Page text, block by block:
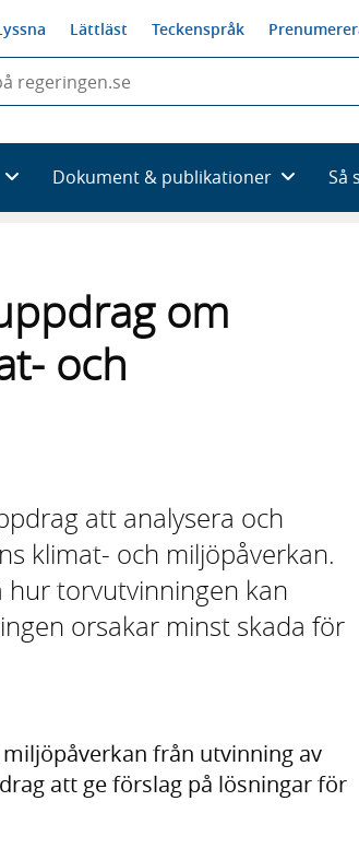
Lättläst Teckenspråk
Dokument & publikationer Så
om
och
att analysera och
klimat- och miljöpåverkan.
hur torvutvinningen kan
orsakar minst skada för
från utvinning av
att ge förslag på lösningar för